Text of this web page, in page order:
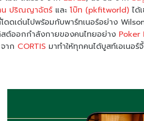
น ปริณญาฉัตร์ และ โบ๊ท (pkfitworld) ได้
ดดเด่นไปพร้อมกับพาร์ทเนอร์อย่าง
ต์ออกกำลังกายของคนไทยอย่าง Poker
จาก CORTIS มาทำให้ทุกคนได้บูสท์เอเนอ